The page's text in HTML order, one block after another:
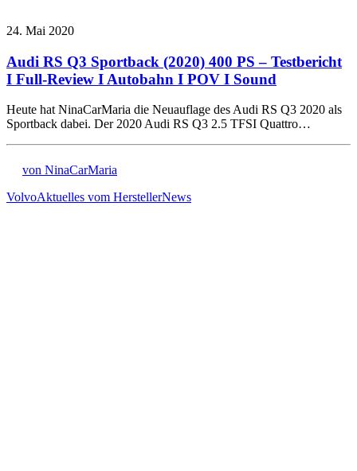
24. Mai 2020
Audi RS Q3 Sportback (2020) 400 PS – Testbericht
I Full-Review I Autobahn I POV I Sound
Heute hat NinaCarMaria die Neuauflage des Audi RS Q3 2020 als
Sportback dabei. Der 2020 Audi RS Q3 2.5 TFSI Quattro…
von NinaCarMaria
VolvoAktuelles vom HerstellerNews